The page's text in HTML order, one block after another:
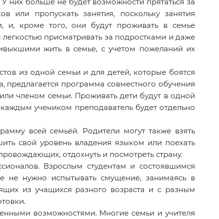
или пропускать занятия, поскольку занятия
и, кроме того, они будут проживать в семье
легкостью присматривать за подростками и даже
жить в семье, с учетом пожеланий их
из одной семьи и для детей, которые боятся
предлагается программа совместного обучения
членом семьи. Проживать дети будут в одной
учеником преподаватель будет отдельно
всей семьёй. Родители могут также взять
свой уровень владения языком или поехать
отдохнуть и посмотреть страну.
Взрослым студентам и состоявшимся
не нужно испытывать смущение, занимаясь в
из учащихся разного возраста и с разным
возможностями. Многие семьи и учителя